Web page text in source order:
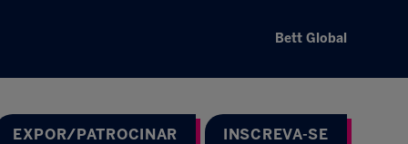
Bett Global
EXPOR/PATROCINAR INSCREVA-SE